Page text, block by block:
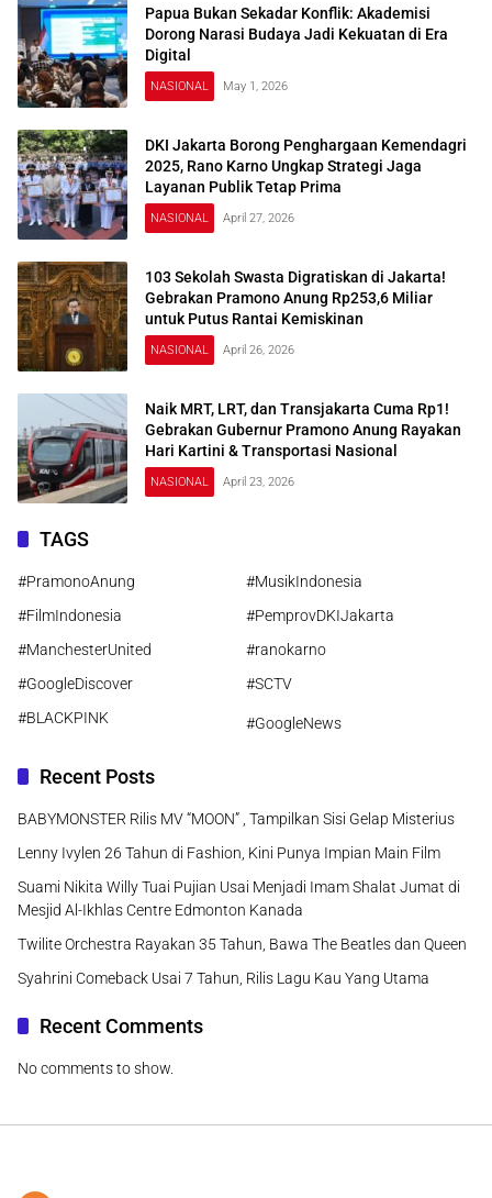
Papua Bukan Sekadar Konflik: Akademisi
Dorong Narasi Budaya Jadi Kekuatan di Era
Digital
NASIONAL May 1, 2026
DKI Jakarta Borong Penghargaan Kemendagri
2025, Rano Karno Ungkap Strategi Jaga
Layanan Publik Tetap Prima
NASIONAL April 27, 2026
103 Sekolah Swasta Digratiskan di Jakarta!
Gebrakan Pramono Anung Rp253,6 Miliar
untuk Putus Rantai Kemiskinan
NASIONAL April 26, 2026
Naik MRT, LRT, dan Transjakarta Cuma Rp1!
Gebrakan Gubernur Pramono Anung Rayakan
Hari Kartini & Transportasi Nasional
NASIONAL April 23, 2026
TAGS
#PramonoAnung
#MusikIndonesia
#FilmIndonesia
#PemprovDKIJakarta
#ManchesterUnited
#ranokarno
#GoogleDiscover
#SCTV
#BLACKPINK
#GoogleNews
Recent Posts
BABYMONSTER Rilis MV “MOON” , Tampilkan Sisi Gelap Misterius
Lenny Ivylen 26 Tahun di Fashion, Kini Punya Impian Main Film
Suami Nikita Willy Tuai Pujian Usai Menjadi Imam Shalat Jumat di
Mesjid Al-Ikhlas Centre Edmonton Kanada
Twilite Orchestra Rayakan 35 Tahun, Bawa The Beatles dan Queen
Syahrini Comeback Usai 7 Tahun, Rilis Lagu Kau Yang Utama
Recent Comments
No comments to show.